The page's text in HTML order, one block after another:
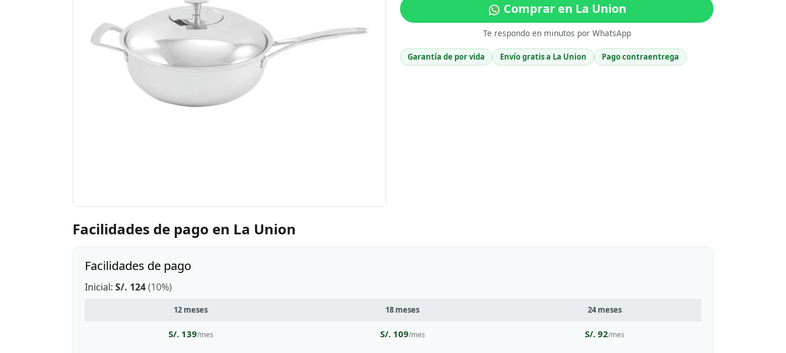
Comprar en La Union
Te respondo en minutos por WhatsApp
Garantía de por vida Envío gratis a La Union Pago contraentrega
Facilidades de pago en La Union
Facilidades de pago
Inicial: S/. 124(10%)
12 meses 18 meses 24 meses
S/. 139/mes S/. 109/mes S/. 92/mes